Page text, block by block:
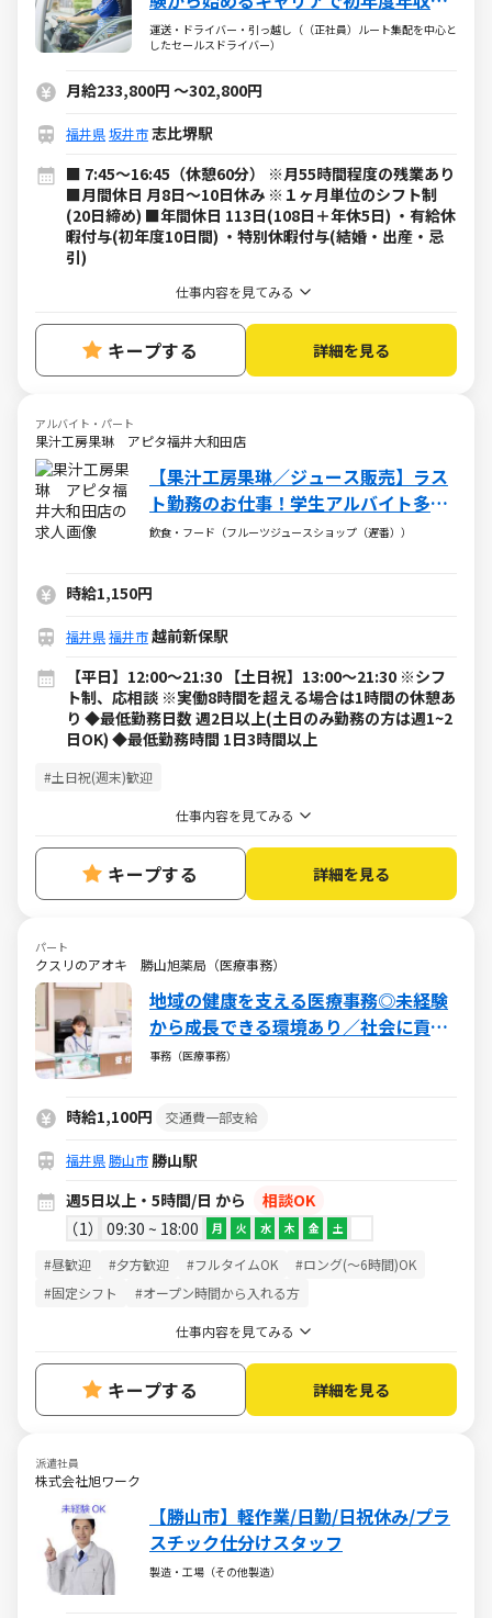
479万円以上も可能！
運送・ドライバー・引っ越し（（正社員）ルート集配を中心と
したセールスドライバー）
月給233,800円 ～302,800円
福井県坂井市志比堺駅
■ 7:45～16:45（休憩60分） ※月55時間程度の残業あり
■月間休日 月8日～10日休み ※１ヶ月単位のシフト制
(20日締め) ■年間休日 113日(108日＋年休5日) ・有給休
暇付与(初年度10日間) ・特別休暇付与(結婚・出産・忌
引)
仕事内容を見てみる
キープする 詳細を見る
アルバイト・パート
果汁工房果琳 アピタ福井大和田店
【果汁工房果琳／ジュース販売】ラス
ト勤務のお仕事！学生アルバイト多数
活躍中！
飲食・フード（フルーツジュースショップ（遅番））
時給1,150円
福井県福井市越前新保駅
【平日】12:00～21:30 【土日祝】13:00～21:30 ※シフ
ト制、応相談 ※実働8時間を超える場合は1時間の休憩あ
り ◆最低勤務日数 週2日以上(土日のみ勤務の方は週1~2
日OK) ◆最低勤務時間 1日3時間以上
#土日祝(週末)歓迎
仕事内容を見てみる
キープする 詳細を見る
パート
クスリのアオキ 勝山旭薬局（医療事務）
地域の健康を支える医療事務◎未経験
から成長できる環境あり／社会に貢献
できるやりがいある仕事／週5日・1日
事務（医療事務）
時給1,100円 交通費一部支給
福井県勝山市 勝山駅
週5日以上・5時間/日 から
相談OK
1
09:30 ~ 18:00 月 火 水 木 金 土
#昼歓迎 #夕方歓迎 #フルタイムOK
#ロング(～6時間)OK
#固定シフト
#オープン時間から入れる方
仕事内容を見てみる
キープする 詳細を見る
派遣社員
株式会社旭ワーク
【勝山市】軽作業/日勤/日祝休み/プラ
スチック仕分けスタッフ
製造・工場（その他製造）